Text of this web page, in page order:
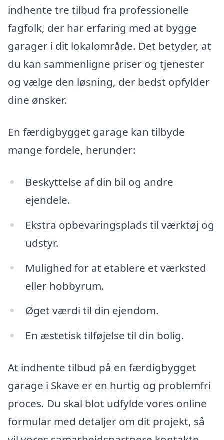
indhente tre tilbud fra professionelle
fagfolk, der har erfaring med at bygge
garager i dit lokalområde. Det betyder, at
du kan sammenligne priser og tjenester
og vælge den løsning, der bedst opfylder
dine ønsker.
En færdigbygget garage kan tilbyde
mange fordele, herunder:
Beskyttelse af din bil og andre
ejendele.
Ekstra opbevaringsplads til værktøj og
udstyr.
Mulighed for at etablere et værksted
eller hobbyrum.
Øget værdi til din ejendom.
En æstetisk tilføjelse til din bolig.
At indhente tilbud på en færdigbygget
garage i Skave er en hurtig og problemfri
proces. Du skal blot udfylde vores online
formular med detaljer om dit projekt, så